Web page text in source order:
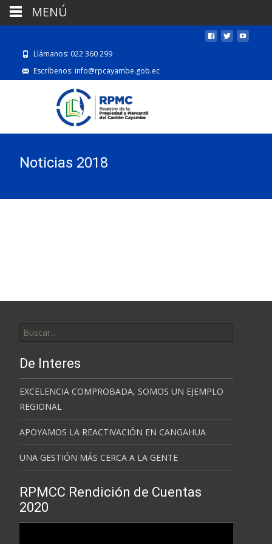
Llámanos: 022 360 299
Escríbenos: info@rpcayambe.gob.ec
Noticias 2018
por:
De Interes
EXCELENCIA COMPROBADA, SOMOS UN EJEMPLO
REGIONAL
APOYAMOS LA REACTIVACIÓN EN CANGAHUA
UNA GESTIÓN MÁS CERCA A LA GENTE
RPMCC Rendición de Cuentas
2020
MENÚ